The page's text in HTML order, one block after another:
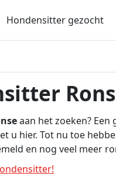
Hondensitter gezocht
aan het zoeken?
u hier. Tot nu toe
en nog veel meer